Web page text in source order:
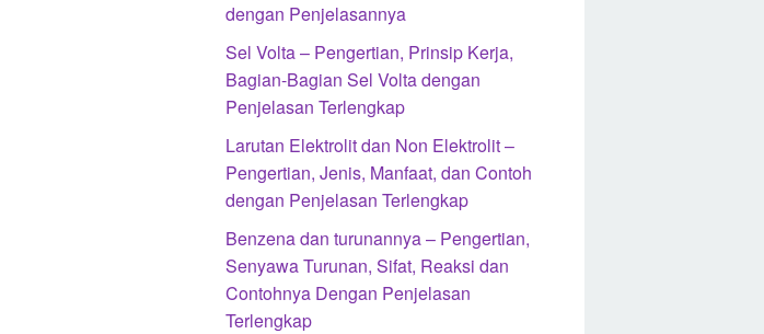
dengan Penjelasannya
Sel Volta – Pengertian, Prinsip Kerja,
Bagian-Bagian Sel Volta dengan
Penjelasan Terlengkap
Larutan Elektrolit dan Non Elektrolit –
Pengertian, Jenis, Manfaat, dan Contoh
dengan Penjelasan Terlengkap
Benzena dan turunannya – Pengertian,
Senyawa Turunan, Sifat, Reaksi dan
Contohnya Dengan Penjelasan
Terlengkap